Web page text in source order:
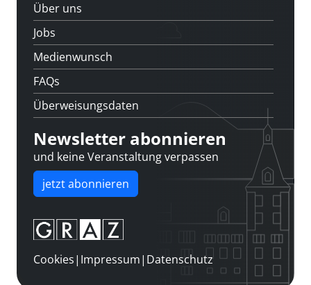
Über uns
Jobs
Medienwunsch
FAQs
Überweisungsdaten
Newsletter abonnieren
und keine Veranstaltung verpassen
jetzt abonnieren
Cookies| Impressum| Datenschutz